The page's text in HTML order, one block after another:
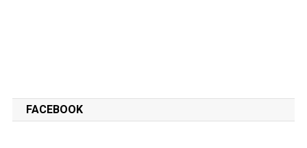
FACEBOOK